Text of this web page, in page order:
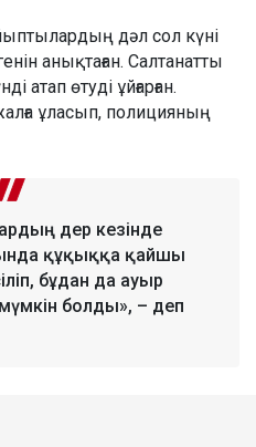
дәл сол күні
анықтаған. Салтанатты
атап өтуді ұйғарған.
ұласып, полицияның
дер кезінде
құқыққа қайшы
бұдан да ауыр
болды», – деп